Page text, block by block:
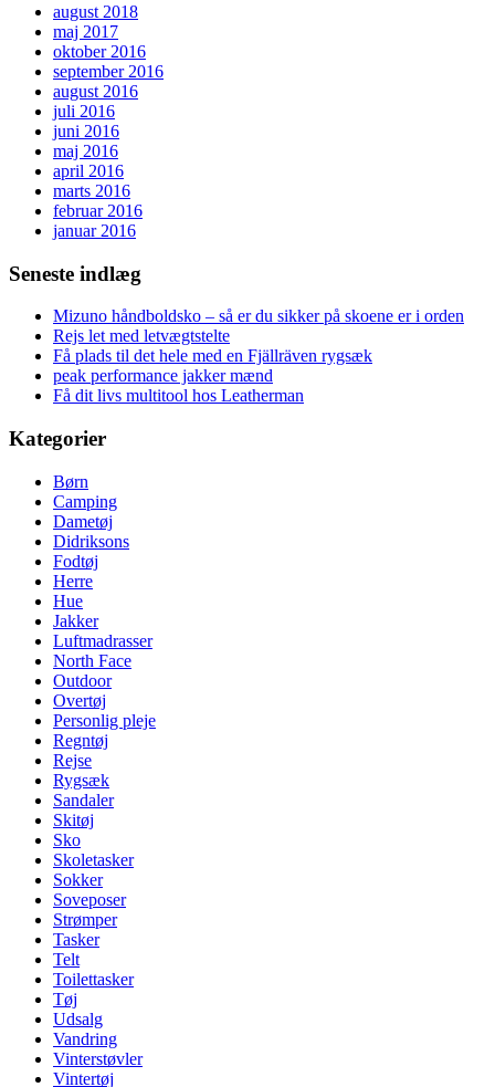
august 2018
maj 2017
oktober 2016
september 2016
august 2016
juli 2016
juni 2016
maj 2016
april 2016
marts 2016
februar 2016
januar 2016
Seneste indlæg
Mizuno håndboldsko – så er du sikker på skoene er i orden
Rejs let med letvægtstelte
Få plads til det hele med en Fjällräven rygsæk
peak performance jakker mænd
Få dit livs multitool hos Leatherman
Kategorier
Børn
Camping
Dametøj
Didriksons
Fodtøj
Herre
Hue
Jakker
Luftmadrasser
North Face
Outdoor
Overtøj
Personlig pleje
Regntøj
Rejse
Rygsæk
Sandaler
Skitøj
Sko
Skoletasker
Sokker
Soveposer
Strømper
Tasker
Telt
Toilettasker
Tøj
Udsalg
Vandring
Vinterstøvler
Vintertøj